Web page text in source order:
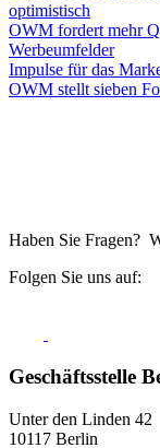
optimistisch
OWM fordert mehr
Werbeumfelder
Impulse für das
OWM stellt sieben
Haben Sie Fragen?
Folgen Sie uns auf:
Geschäftsstelle
Unter den Linden 42
10117 Berlin